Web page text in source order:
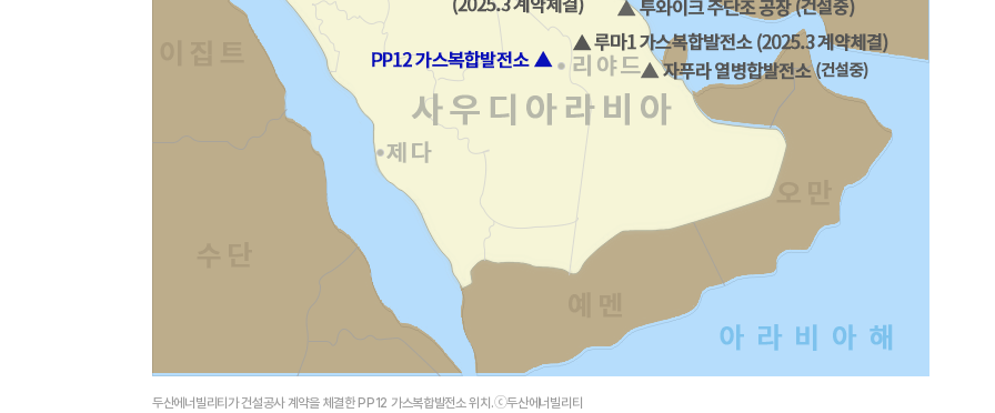
두산에너빌리티가 건설공사 계약을 체결한 PP12 가스복합발전소 위치.ⓒ두산에너빌리티